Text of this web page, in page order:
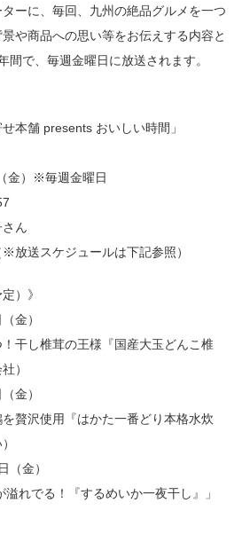
ーに、毎回、九州の絶品グルメを一つ
や商品への思い等をお伝えする内容と
間で、毎週金曜日に放送されます。
本舗 presents おいしい時間」
金）※毎週金曜日
ん
放送スケジュールは下記参照）
）》
金）
！干し椎茸の王様『国産大玉どんこ椎
）
金）
を贅沢使用『はかた一番どり本格水炊
（金）
溢れでる！『するめいか一夜干し』」